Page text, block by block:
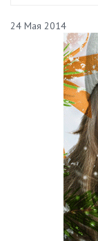
24 Мая 2014